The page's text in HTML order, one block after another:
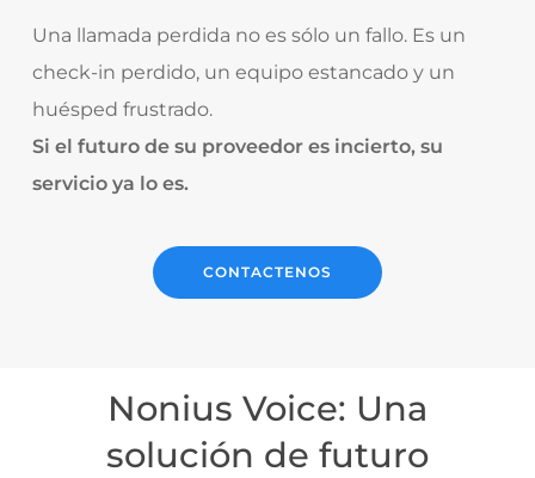
Una llamada perdida no es sólo un fallo. Es un
check-in perdido, un equipo estancado y un
huésped frustrado.
Si el futuro de su proveedor es incierto, su
servicio ya lo es.
CONTACTENOS
Nonius Voice: Una
solución de futuro